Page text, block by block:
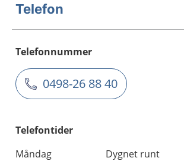
Telefon
Telefonnummer
0498-26 88 40
Telefontider
Måndag
Dygnet runt